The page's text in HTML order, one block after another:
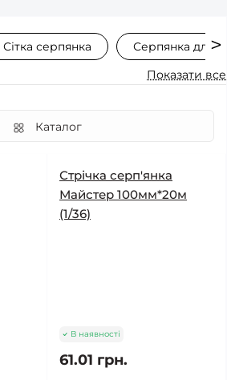
Сітка серпянка
Серпянка для
Показати все
Каталог
Стрічка серп'янка
Майстер 100мм*20м
(1/36)
В наявності
61.01 грн.